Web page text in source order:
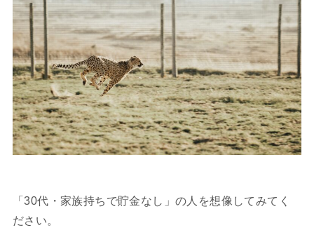
「30代・家族持ちで貯金なし」の人を想像してみてく
ださい。